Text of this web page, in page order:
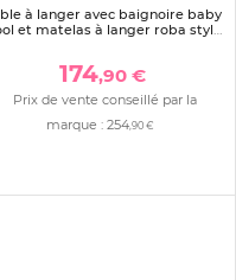
à langer avec baignoire baby
et matelas à langer roba style
174,90 €
Prix de vente conseillé par la
marque :254,90 €